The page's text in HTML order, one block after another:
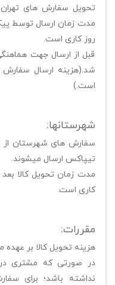
تحویل سفارش های
مدت زمان ارسال توسط
روز کاری است.
قبل از ارسال جهت
است.)
شهرستانها:
سفارش های شهرستان از
تیپاکس ارسال میشوند.
مدت زمان تحویل کالا
کاری است.
مقررات:
هزینه تحویل کالا بر
در صورتی که مشتری
نداشته باشد؛ برای